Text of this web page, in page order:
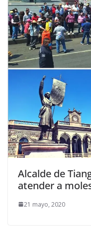
Alcalde de
atender a
21 mayo, 2020